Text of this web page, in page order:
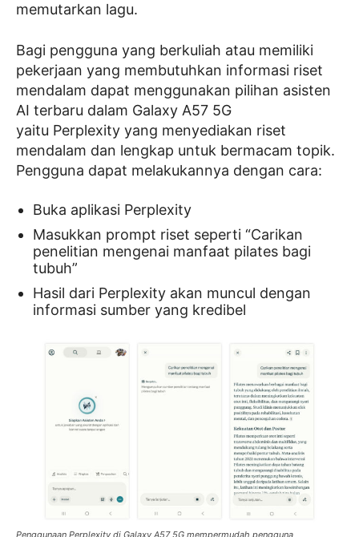
memutarkan lagu.
Bagi pengguna yang berkuliah atau memiliki
pekerjaan yang membutuhkan informasi riset
mendalam dapat menggunakan pilihan asisten
AI terbaru dalam Galaxy A57 5G
yaitu Perplexity yang menyediakan riset
mendalam dan lengkap untuk bermacam topik.
Pengguna dapat melakukannya dengan cara:
Buka aplikasi Perplexity
Masukkan prompt riset seperti “Carikan
penelitian mengenai manfaat pilates bagi
tubuh”
Hasil dari Perplexity akan muncul dengan
informasi sumber yang kredibel
Penggunaan Perplexity di Galaxy A57 5G mempermudah pengguna